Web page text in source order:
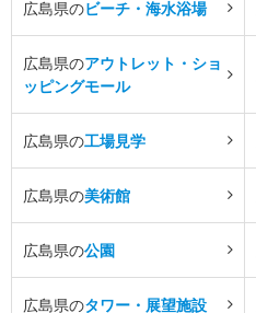
広島県のビーチ・海水浴場
広島県のアウトレット・ショ
ッピングモール
広島県の工場見学
広島県の美術館
広島県の公園
広島県のタワー・展望施設